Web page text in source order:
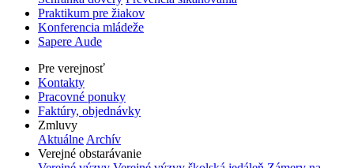
Praktikum pre žiakov
Konferencia mládeže
Sapere Aude
Pre verejnosť
Kontakty
Pracovné ponuky
Faktúry, objednávky
Zmluvy
Aktuálne Archív
Verejné obstarávanie